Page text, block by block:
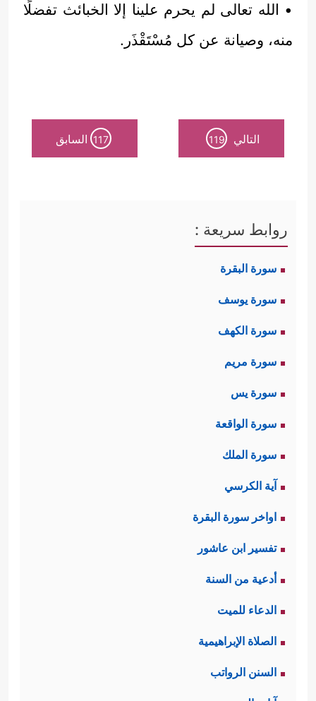
• الله تعالى لم يحرم علينا إلا الخبائث تفضلًا
منه، وصيانة عن كل مُسْتَقْذَر.
التالي 119
117 السابق
روابط سريعة :
سورة البقرة
سورة يوسف
سورة الكهف
سورة مريم
سورة يس
سورة الواقعة
سورة الملك
آية الكرسي
اواخر سورة البقرة
تفسير ابن عاشور
أدعية من السنة
الدعاء للميت
الصلاة الإبراهيمية
السنن الرواتب